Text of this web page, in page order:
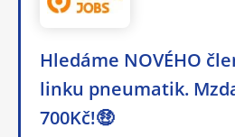
Hledáme NOVÉHO
linku pneumatik.
700Kč!🤑